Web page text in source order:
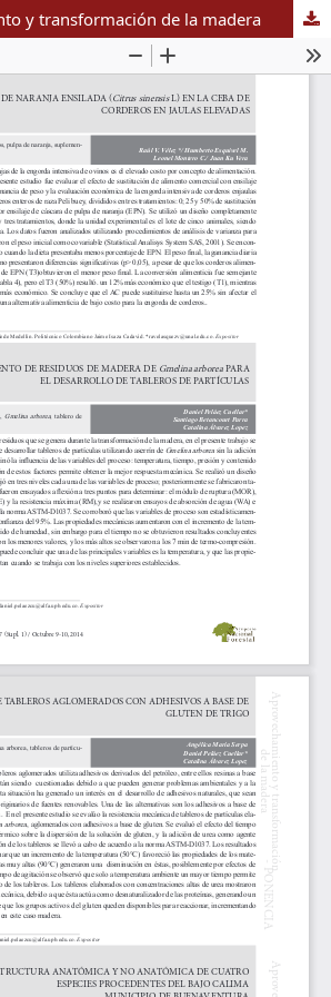
y transformación de la madera